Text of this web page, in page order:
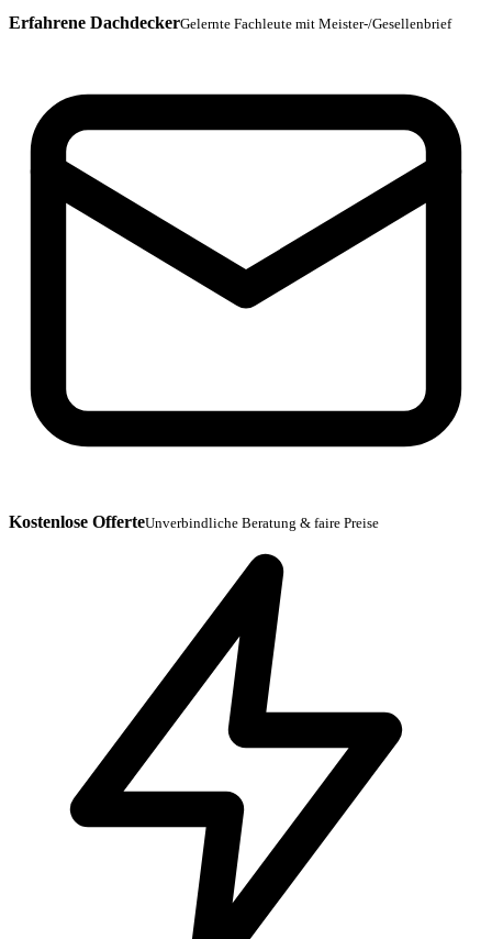
Erfahrene DachdeckerGelernte Fachleute mit Meister-/Gesellenbrief
Kostenlose OfferteUnverbindliche Beratung & faire Preise